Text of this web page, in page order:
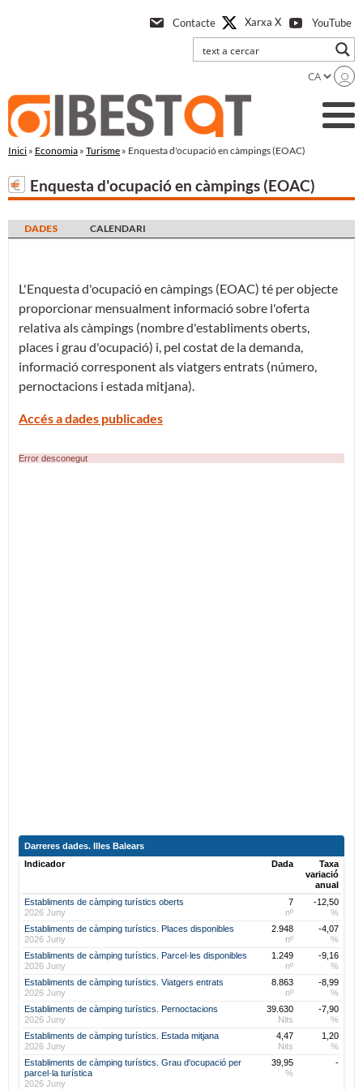
a
l'contingut
Contacte Xarxa X YouTube
Inici » Economia » Turisme » Enquesta d'ocupació en càmpings (EOAC)
Enquesta d'ocupació en càmpings (EOAC)
DADES CALENDARI
L'Enquesta d'ocupació en càmpings (EOAC) té per objecte
proporcionar mensualment informació sobre l'oferta
relativa als càmpings (nombre d'establiments oberts,
places i grau d'ocupació) i, pel costat de la demanda,
informació corresponent als viatgers entrats (número,
pernoctacions i estada mitjana).
Accés a dades publicades
Darreres dades. Illes Balears
Indicador
Dada
Taxa
variació
anual
Establiments de càmping turístics oberts
2026 Juny
7
nº
-12,50
%
Establiments de càmping turístics. Places disponibles
2026 Juny
2.948
nº
-4,07
%
Establiments de càmping turístics. Parcel·les disponibles
2026 Juny
1.249
nº
-9,16
%
Establiments de càmping turístics. Viatgers entrats
2026 Juny
8.863
nº
-8,99
%
Establiments de càmping turístics. Pernoctacions
2026 Juny
39.630
Nits
-7,90
%
Establiments de càmping turístics. Estada mitjana
2026 Juny
4,47
Nits
1,20
%
Establiments de càmping turístics. Grau d'ocupació per
parcel·la turística
2026 Juny
39,95
%
-